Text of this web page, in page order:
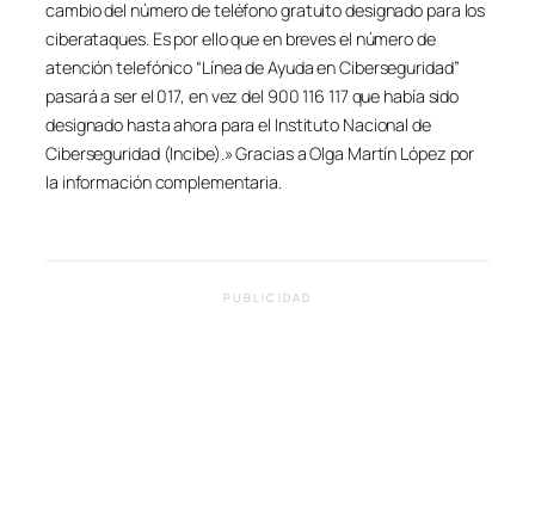
cambio del número de teléfono gratuito designado para los
ciberataques. Es por ello que en breves el número de
atención telefónico “Línea de Ayuda en Ciberseguridad”
pasará a ser el 017, en vez del 900 116 117 que había sido
designado hasta ahora para el Instituto Nacional de
Ciberseguridad (Incibe).» Gracias a Olga Martín López por
la información complementaria.
PUBLICIDAD